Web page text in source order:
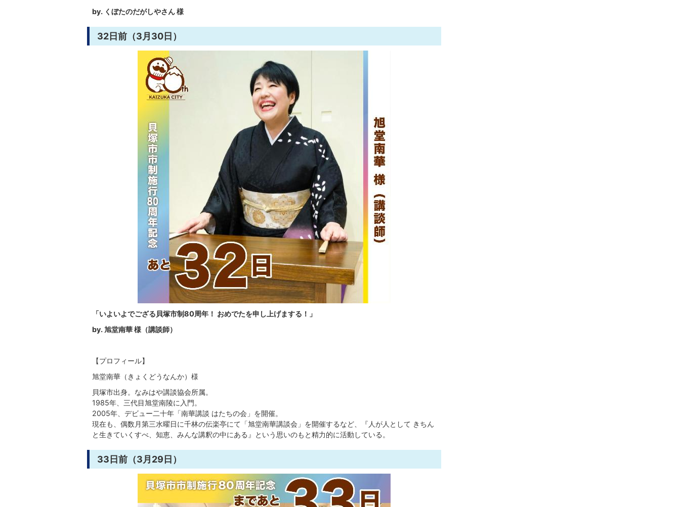
by. くぼたのだがしやさん 様
32日前（3月30日）
「いよいよでござる貝塚市制80周年！ おめでたを申し上げまする！」
by. 旭堂南華 様（講談師）
【プロフィール】
旭堂南華（きょくどうなんか）様
貝塚市出身。なみはや講談協会所属。
1985年、三代目旭堂南陵に入門。
2005年、デビュー二十年「南華講談 はたちの会」を開催。
現在も、偶数月第三水曜日に千林の伝楽亭にて「旭堂南華講談会」を開催するなど、『人が人として きちん
と生きていくすべ、知恵、みんな講釈の中にある』という思いのもと精力的に活動している。
33日前（3月29日）